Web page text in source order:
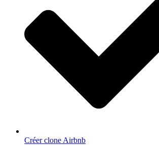
Créer clone Airbnb